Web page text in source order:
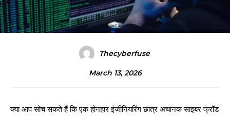
Thecyberfuse
March 13, 2026
क्या आप सोच सकते हैं कि एक होनहार इंजीनियरिंग छात्र अचानक साइबर फ्रॉड